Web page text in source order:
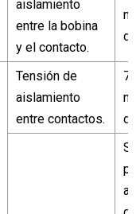
aislamiento
entre la bobina
y el contacto.
de
Tensión de
aislamiento
entre contactos.
de